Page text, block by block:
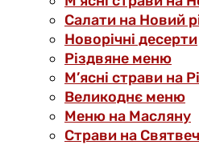
Салати на Новий
Новорічні десерти
Різдвяне меню
М’ясні страви на
Великоднє меню
Меню на Масляну
Страви на